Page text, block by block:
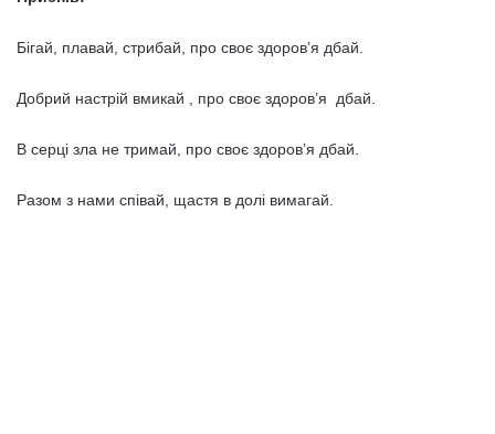
Бігай, плавай, стрибай, про своє здоров’я дбай.
Добрий настрій вмикай , про своє здоров’я дбай.
В серці зла не тримай, про своє здоров’я дбай.
Разом з нами співай, щастя в долі вимагай.